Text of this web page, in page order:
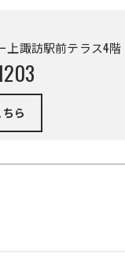
上諏訪駅前テラス4階
ら